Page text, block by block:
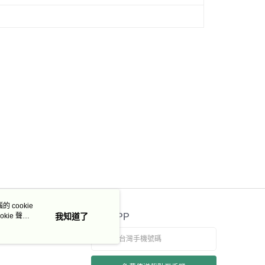
官方APP
的 cookie
聲明
我知道了